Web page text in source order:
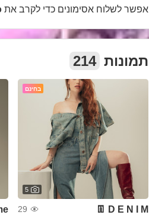
אפשר לשלוח אסימונים כדי לקרב את
תמונות 214
בחינם
5
D E N I M 👖
29